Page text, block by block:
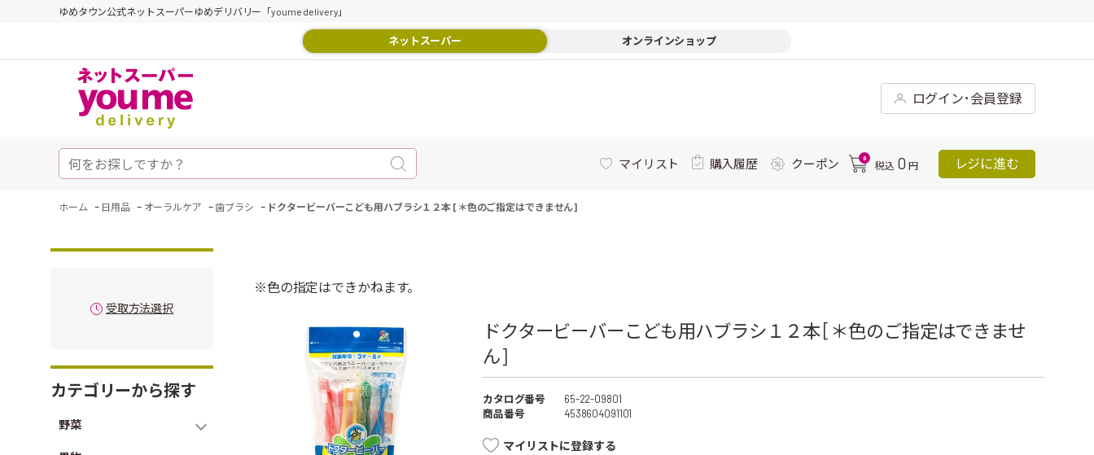
ゆめタウン公式ネットスーパーゆめデリバリー「youme delivery」
ネットスーパー オンラインショップ
ログイン･会員登録
マイリスト 購入履歴 クーポン 0
税込 0 円 レジに進む
ホーム - 日用品 - オーラルケア -歯ブラシ - ドクタービーバーこども用ハブラシ１２本 [＊色のご指定はできません]
受取方法選択
カテゴリーから探す
野菜
※色の指定はできかねます。
ドクタービーバーこども用ハブラシ１２本 [＊色のご指定はできませ
ん]
カタログ番号
65-22-09801
商品番号
4538604091101
マイリストに登録する